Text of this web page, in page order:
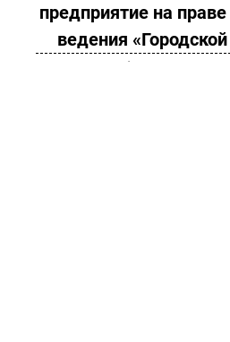
предприятие на праве
ведения
Управления общественного